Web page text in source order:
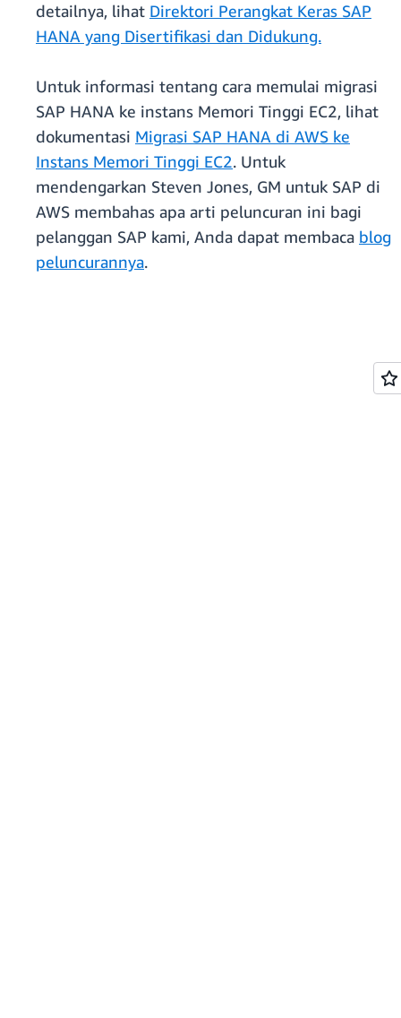
detailnya, lihat Direktori Perangkat Keras SAP
HANA yang Disertifikasi dan Didukung.
Untuk informasi tentang cara memulai migrasi
SAP HANA ke instans Memori Tinggi EC2, lihat
dokumentasi Migrasi SAP HANA di AWS ke
Instans Memori Tinggi EC2. Untuk
mendengarkan Steven Jones, GM untuk SAP di
AWS membahas apa arti peluncuran ini bagi
pelanggan SAP kami, Anda dapat membaca blog
peluncurannya.